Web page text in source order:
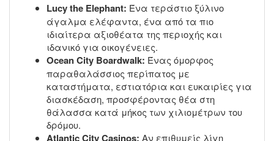
Lucy the Elephant: Ένα τεράστιο ξύλινο
άγαλμα ελέφαντα, ένα από τα πιο
ιδιαίτερα αξιοθέατα της περιοχής και
ιδανικό για οικογένειες.
Ocean City Boardwalk: Ένας όμορφος
παραθαλάσσιος περίπατος με
καταστήματα, εστιατόρια και ευκαιρίες για
διασκέδαση, προσφέροντας θέα στη
θάλασσα κατά μήκος των χιλιομέτρων του
δρόμου.
Atlantic City Casinos: Αν επιθυμείς λίγη